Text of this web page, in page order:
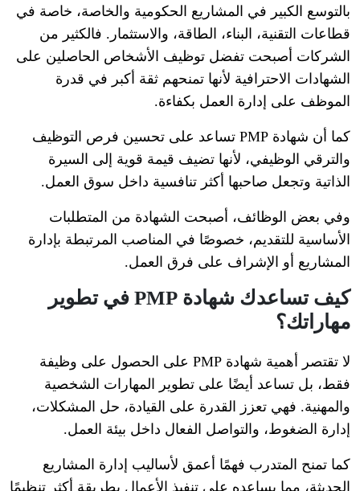
بالتوسع الكبير في المشاريع الحكومية والخاصة، خاصة في
قطاعات التقنية، البناء، الطاقة، والاستثمار. فالكثير من
الشركات أصبحت تفضل توظيف الأشخاص الحاصلين على
الشهادات الاحترافية لأنها تمنحهم ثقة أكبر في قدرة
الموظف على إدارة العمل بكفاءة.
كما أن شهادة PMP تساعد على تحسين فرص التوظيف
والترقي الوظيفي، لأنها تضيف قيمة قوية إلى السيرة
الذاتية وتجعل صاحبها أكثر تنافسية داخل سوق العمل.
وفي بعض الوظائف، أصبحت الشهادة من المتطلبات
الأساسية للتقديم، خصوصًا في المناصب المرتبطة بإدارة
المشاريع أو الإشراف على فرق العمل.
كيف تساعدك شهادة PMP في تطوير
مهاراتك؟
لا تقتصر أهمية شهادة PMP على الحصول على وظيفة
فقط، بل تساعد أيضًا على تطوير المهارات الشخصية
والمهنية. فهي تعزز القدرة على القيادة، حل المشكلات،
إدارة الضغوط، والتواصل الفعال داخل بيئة العمل.
كما تمنح المتدرب فهمًا أعمق لأساليب إدارة المشاريع
الحديثة، مما يساعده على تنفيذ الأعمال بطريقة أكثر تنظيمًا